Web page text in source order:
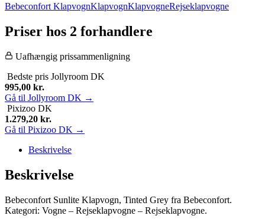
Bebeconfort KlapvognKlapvognKlapvogneRejseklapvogne
Priser hos 2 forhandlere
Uafhængig prissammenligning
Bedste pris Jollyroom DK
995,00 kr.
Gå til Jollyroom DK →
Pixizoo DK
1.279,20 kr.
Gå til Pixizoo DK →
Beskrivelse
Beskrivelse
Bebeconfort Sunlite Klapvogn, Tinted Grey fra Bebeconfort.
Kategori: Vogne – Rejseklapvogne – Rejseklapvogne.